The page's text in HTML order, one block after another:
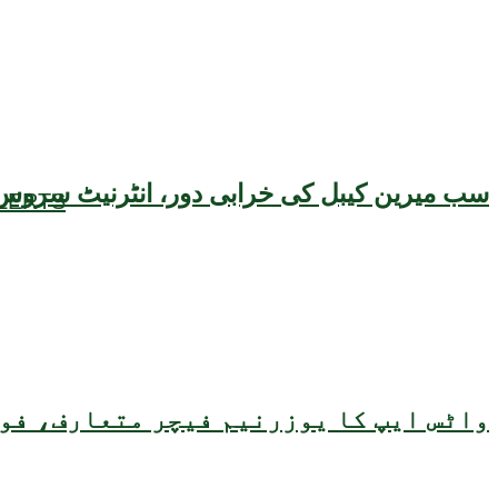
سب میرین کیبل کی خرابی دور، انٹرنیٹ
واٹس ایپ کا یوزرنیم فیچر متعارف،